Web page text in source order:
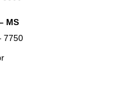
MS
7750